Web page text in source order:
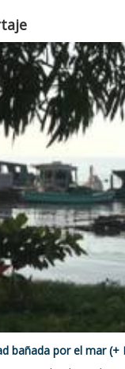
bañada por el mar (+